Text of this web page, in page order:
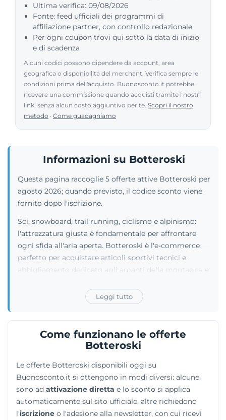
Ultima verifica: 09/08/2026
Fonte: feed ufficiali dei programmi di
affiliazione partner, con controllo redazionale
Per ogni coupon trovi qui sotto la data di inizio
e di scadenza
Alcuni codici possono dipendere da account, area
geografica o disponibilita del merchant. Verifica sempre le
condizioni prima dell'acquisto. Buonosconto.it potrebbe
ricevere una commissione quando acquisti tramite i nostri
link, senza alcun costo aggiuntivo per te. Scopri il nostro
metodo · Come guadagniamo
Informazioni su Botteroski
Questa pagina raccoglie 5 offerte attive Botteroski per
agosto 2026; quando previsto, il codice sconto viene
fornito dopo l'iscrizione.
Sci, snowboard, trail running, ciclismo e alpinismo:
l'attrezzatura giusta è fondamentale per affrontare
ogni sfida all'aria aperta. Botteroski è l'e-commerce
perfetto per acquistare articoli sportivi tecnici e
abbigliamento dedicato agli amanti della montagna e
diversificato grazie a intere categorie riservate
all'uomo, alla donna e al comparto junior, includendo
maschere agli scarponi, passando per i caschi e le
biciclette, il negozio copre ogni tipo di necessità per le
alle promozioni stagionali e agli ultimi arrivi
permettono di scoprire sempre nuovi materiali per il
trekking e per gli sport invernali.
Leggi tutto
Come funzionano le offerte
Botteroski
Le offerte Botteroski disponibili oggi su
Buonosconto.it si ottengono in modi diversi: alcune
sono ad attivazione diretta e lo sconto si applica
automaticamente sul sito ufficiale, altre richiedono
l'iscrizione o l'adesione alla newsletter, con cui ricevi